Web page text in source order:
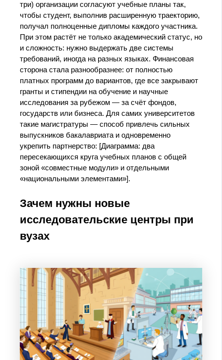
три) организации согласуют учебные планы так,
чтобы студент, выполнив расширенную траекторию,
получал полноценные дипломы каждого участника.
При этом растёт не только академический статус, но
и сложность: нужно выдержать две системы
требований, иногда на разных языках. Финансовая
сторона стала разнообразнее: от полностью
платных программ до вариантов, где все закрывают
гранты и стипендии на обучение и научные
исследования за рубежом — за счёт фондов,
государств или бизнеса. Для самих университетов
такие магистратуры — способ привлечь сильных
выпускников бакалавриата и одновременно
укрепить партнерство: [Диаграмма: два
пересекающихся круга учебных планов с общей
зоной «совместные модули» и отдельными
«национальными элементами»].
Зачем нужны новые
исследовательские центры при
вузах